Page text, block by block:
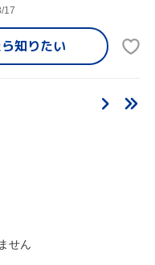
17
知りたい
せん